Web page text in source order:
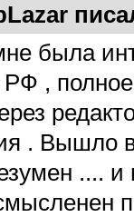
была
РФ ,
. Вышло
....